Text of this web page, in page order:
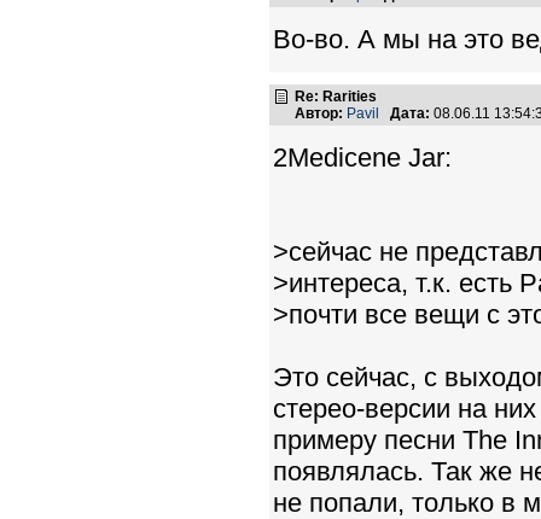
Во-во. А мы на это
Re: Rarities
Автор: Pavil Дата: 08.06.11
2Medicene Jar:
>сейчас не
>интереса, т.к. есть
>почти все вещи с
Это сейчас, с
стерео-версии на
примеру песни The
появлялась. Так же
не попали, только в